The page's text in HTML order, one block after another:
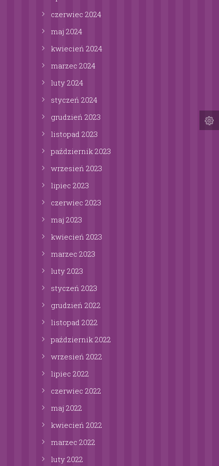
czerwiec 2024
maj 2024
kwiecień 2024
marzec 2024
luty 2024
styczeń 2024
grudzień 2023
listopad 2023
październik 2023
wrzesień 2023
lipiec 2023
czerwiec 2023
maj 2023
kwiecień 2023
marzec 2023
luty 2023
styczeń 2023
grudzień 2022
listopad 2022
październik 2022
wrzesień 2022
lipiec 2022
czerwiec 2022
maj 2022
kwiecień 2022
marzec 2022
luty 2022